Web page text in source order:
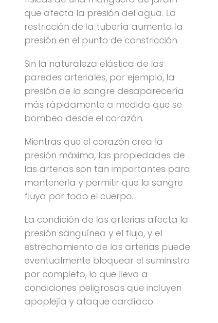
que afecta la presión del agua. La
restricción de la tubería aumenta la
presión en el punto de constricción.
Sin la naturaleza elástica de las
paredes arteriales, por ejemplo, la
presión de la sangre desaparecería
más rápidamente a medida que se
bombea desde el corazón.
Mientras que el corazón crea la
presión máxima, las propiedades de
las arterias son tan importantes para
mantenerla y permitir que la sangre
fluya por todo el cuerpo.
La condición de las arterias afecta la
presión sanguínea y el flujo, y el
estrechamiento de las arterias puede
eventualmente bloquear el suministro
por completo, lo que lleva a
condiciones peligrosas que incluyen
apoplejía y ataque cardíaco.